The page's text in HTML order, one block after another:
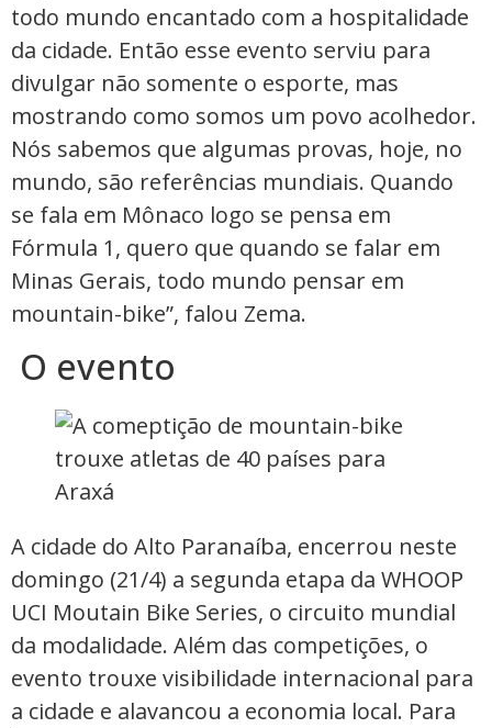
todo mundo encantado com a hospitalidade
da cidade. Então esse evento serviu para
divulgar não somente o esporte, mas
mostrando como somos um povo acolhedor.
Nós sabemos que algumas provas, hoje, no
mundo, são referências mundiais. Quando
se fala em Mônaco logo se pensa em
Fórmula 1, quero que quando se falar em
Minas Gerais, todo mundo pensar em
mountain-bike”, falou Zema.
O evento
A cidade do Alto Paranaíba, encerrou neste
domingo (21/4) a segunda etapa da WHOOP
UCI Moutain Bike Series, o circuito mundial
da modalidade. Além das competições, o
evento trouxe visibilidade internacional para
a cidade e alavancou a economia local. Para